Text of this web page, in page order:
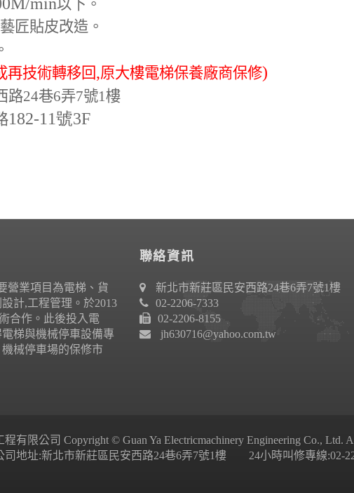
以下。
匠貼皮改造。
再技術轉移回,原大樓電梯保養廠商保修)
路24巷6弄7號1樓
182-11號3F
營業項目為電梯、貨
計,工程管理。於2013
合作。此後投入電
梯與機械停車設備專
械停車場的保修市
聯絡資訊
新北市新莊區民安西路24巷6弄7號1樓
02-2206-7333
02-2206-8155
jh630716@yahoo.com.tw
有限公司 Copyright © Guan Ya Electricmachinery Engineering Co., Ltd.
司地址:新北市新莊區民安西路24巷6弄7號1樓 24小時叫修專線:02-